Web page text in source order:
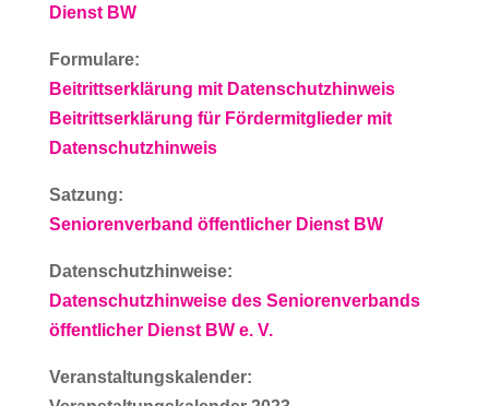
Dienst BW
Formulare:
Beitrittserklärung mit Datenschutzhinweis
Beitrittserklärung für Fördermitglieder mit
Datenschutzhinweis
Satzung:
Seniorenverband öffentlicher Dienst BW
Datenschutzhinweise:
Datenschutzhinweise des Seniorenverbands
öffentlicher Dienst BW e. V.
Veranstaltungskalender: